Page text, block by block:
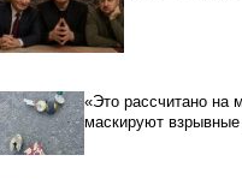
«Это рассчитано
маскируют взрывные